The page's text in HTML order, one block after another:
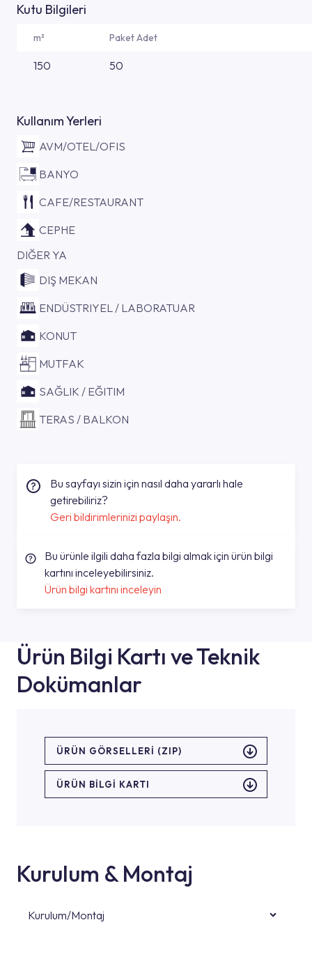
Kutu Bilgileri
m² Paket Adet
150 50
Kullanım Yerleri
AVM/OTEL/OFIS
BANYO
CAFE/RESTAURANT
CEPHE
DIĞER YA
DIŞ MEKAN
ENDÜSTRIYEL / LABORATUAR
KONUT
MUTFAK
SAĞLIK / EĞITIM
TERAS / BALKON
Bu sayfayı sizin için nasıl daha yararlı hale
getirebiliriz?
Geri bildirimlerinizi paylaşın.
Bu ürünle ilgili daha fazla bilgi almak için ürün bilgi
kartını inceleyebilirsiniz.
Ürün bilgi kartını inceleyin
Ürün Bilgi Kartı ve Teknik
Dokümanlar
ÜRÜN GÖRSELLERI (ZIP)
ÜRÜN BILGI KARTI
Kurulum & Montaj
Kurulum/Montaj